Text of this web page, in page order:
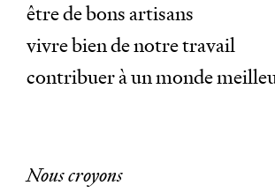
être de bons artisans
vivre bien de notre travail
contribuer à un monde
Nous croyons